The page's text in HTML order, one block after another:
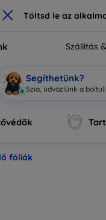
× Töltsd le az
Szállítás
Segíthetünk?
Mob
fóliák